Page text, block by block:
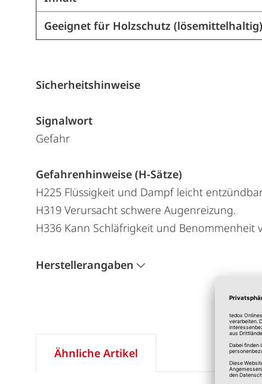
Geeignet für Holzschutz (lösemittelhaltig)
Sicherheitshinweise
Signalwort
Gefahr
Gefahrenhinweise (H-Sätze)
H225 Flüssigkeit und Dampf leicht
H319 Verursacht schwere Augenreizung.
H336 Kann Schläfrigkeit und Benommenheit
Herstellerangaben
Ähnliche Artikel